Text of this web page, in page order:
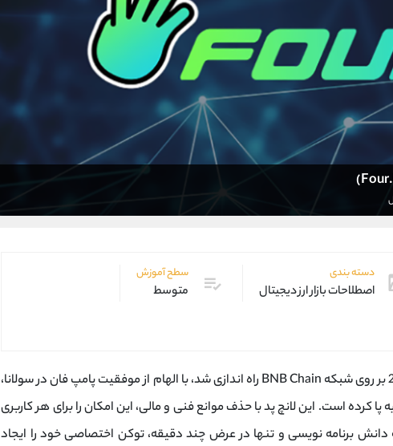
دسته بندی
اصطلاحات بازار ارز دیجیتال
سطح آموزش
متوسط
که در سال 2024 بر روی شبکه BNB Chain راه ‌اندازی شد، با الهام از موفقیت پامپ ‌فان در سولانا،
پا کرده است. این لانچ‌ پد با حذف موانع فنی و مالی، این امکان را برای هر کاربری
دانش برنامه ‌نویسی و تنها در عرض چند دقیقه، توکن اختصاصی خود را ایجاد